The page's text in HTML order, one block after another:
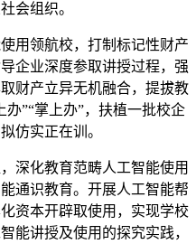
会组织。
领航校，打制标记性财产
企业深度参取讲授过程，强
财产立异无机融合，提拔教
”“掌上办”，扶植一批校企
仿实正在训。
化教育范畴人工智能使用
通识教育。开展人工智能帮
资本开辟取使用，实现学校
能讲授及使用的探究实践，